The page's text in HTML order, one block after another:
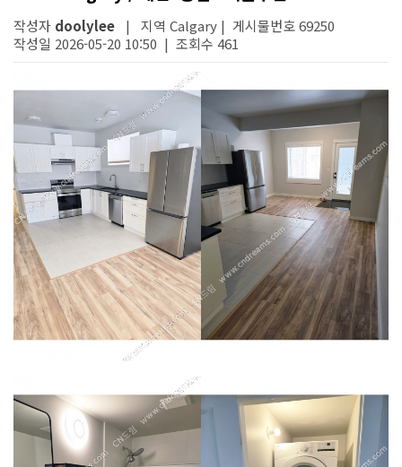
작성자 doolylee | 지역 Calgary | 게시물번호 69250
작성일 2026-05-20 10:50 | 조회수 461